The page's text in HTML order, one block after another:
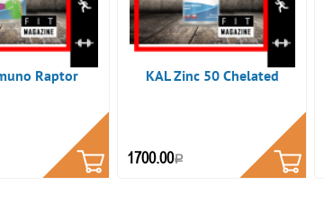
Raptor
КУПИТЬ
KAL Zinc 50 Chelated
1700.00Р
КУПИТЬ